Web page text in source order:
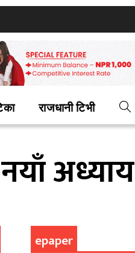
राजधानी टिभी
अध्याय
epaper